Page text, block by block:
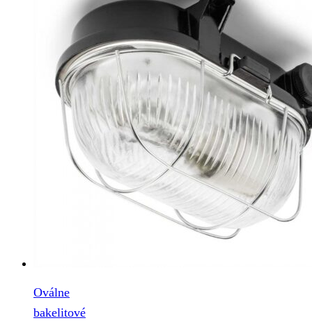
Oválne
bakelitové